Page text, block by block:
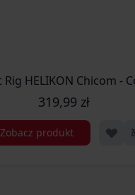
319,99 zł
Zobacz produkt